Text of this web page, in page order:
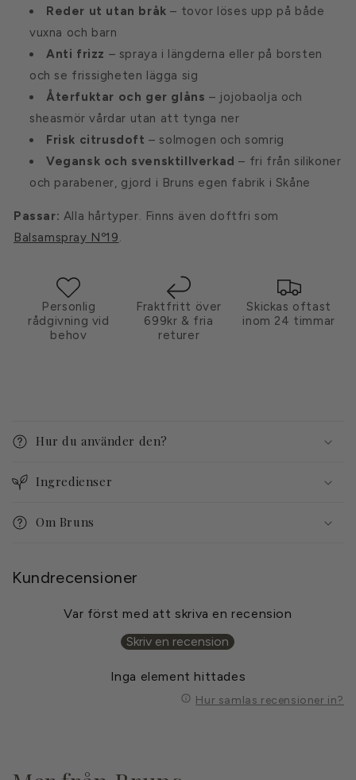
Reder ut utan bråk – tovor löses upp på både
vuxna och barn
Anti frizz – spraya i längderna eller på borsten
och se frissigheten lägga sig
Återfuktar och ger glåns – jojobaolja och
sheasmör vårdar utan att tynga ner
Frisk citrusdoft – solmogen och somrig
Vegansk och svensktillverkad – fri från silikoner
och parabener, gjord i Bruns egen fabrik i Skåne
Passar: Alla hårtyper. Finns även doftfri som
Balsamspray Nº19.
Personlig
rådgivning vid
behov
Fraktfritt över
699kr & fria
returer
Skickas oftast
inom 24 timmar
n
n
e
h
å
l
s
Hur du använder den?
Ingredienser
Om Bruns
Kundrecensioner
Var först med att skriva en recension
Skriv en recension
Inga element hittades
Hur samlas recensioner in?